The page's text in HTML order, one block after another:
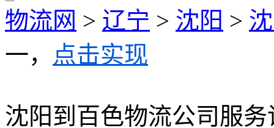
物流网 > 辽宁 > 沈阳 >
一， 点击实现
沈阳到百色物流公司服务